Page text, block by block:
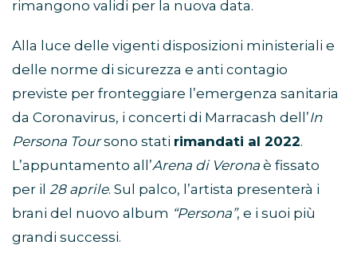
rimangono validi per la nuova data.
Alla luce delle vigenti disposizioni ministeriali e
delle norme di sicurezza e anti contagio
previste per fronteggiare l’emergenza sanitaria
da Coronavirus, i concerti di Marracash dell’In
Persona Toursono stati rimandati al 2022.
L’appuntamento all’Arena di Verona è fissato
per il 28 aprile. Sul palco, l’artista presenterà i
brani del nuovo album “Persona”, e i suoi più
grandi successi.